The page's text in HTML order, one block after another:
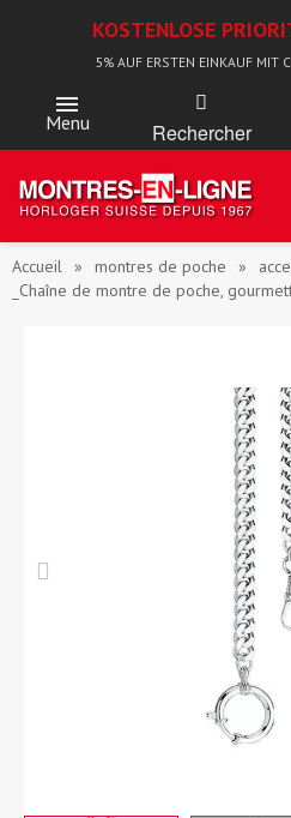
KOSTENLOSE
5% AUF ERSTEN EINKAUF MIT
Menu Rechercher
Accueil montres de poche
_Chaîne de montre de poche,